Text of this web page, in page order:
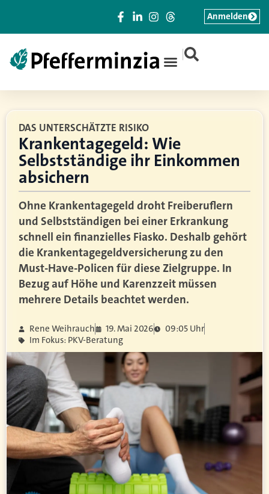
|
Anmelden
DAS UNTERSCHÄTZTE RISIKO
Krankentagegeld: Wie
Selbstständige ihr Einkommen
absichern
Ohne Krankentagegeld droht Freiberuflern
und Selbstständigen bei einer Erkrankung
schnell ein finanzielles Fiasko. Deshalb gehört
die Krankentagegeldversicherung zu den
Must-Have-Policen für diese Zielgruppe. In
Bezug auf Höhe und Karenzzeit müssen
mehrere Details beachtet werden.
Rene Weihrauch 19. Mai 2026
09:05 Uhr
Im Fokus: PKV-Beratung